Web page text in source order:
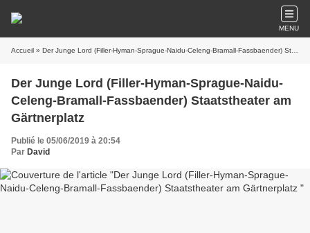
MENU
Accueil » Der Junge Lord (Filler-Hyman-Sprague-Naidu-Celeng-Bramall-Fassbaender) Staatstheater am Gärtnerplatz
Der Junge Lord (Filler-Hyman-Sprague-Naidu-
Celeng-Bramall-Fassbaender) Staatstheater am
Gärtnerplatz
Publié le 05/06/2019 à 20:54
Par David